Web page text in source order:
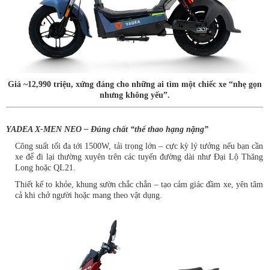
Giá ~12,990 triệu, xứng đáng cho những ai tìm một chiếc xe “nhẹ gọn
nhưng không yếu”.
YADEA X-MEN NEO – Đúng chất “thể thao hạng nặng”
Công suất tối đa tới 1500W, tải trọng lớn – cực kỳ lý tưởng nếu bạn cần
xe để đi lại thường xuyên trên các tuyến đường dài như Đại Lộ Thăng
Long hoặc QL21.
Thiết kế to khỏe, khung sườn chắc chắn – tạo cảm giác đầm xe, yên tâm
cả khi chở người hoặc mang theo vật dụng.